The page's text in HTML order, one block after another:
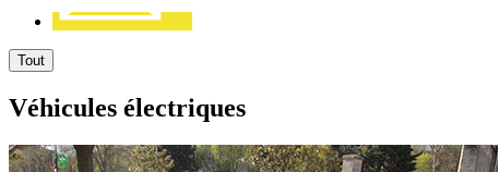
Tout
Véhicules électriques